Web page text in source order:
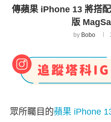
傳蘋果 iPhone 13 將搭
版
by Bobo
眾所矚目的蘋果 iPhone